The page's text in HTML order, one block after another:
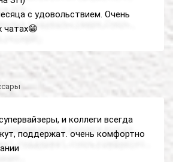
с удовольствием. Очень
чатах😁
и коллеги всегда
поддержат. очень комфортно